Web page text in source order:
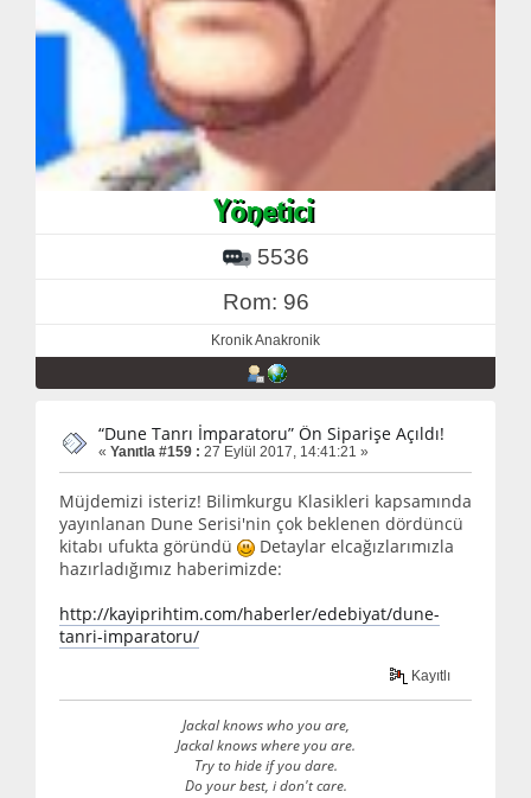
5536
Rom: 96
Kronik Anakronik
“Dune Tanrı İmparatoru” Ön Siparişe Açıldı!
« Yanıtla #159 : 27 Eylül 2017, 14:41:21 »
Müjdemizi isteriz! Bilimkurgu Klasikleri kapsamında
yayınlanan Dune Serisi'nin çok beklenen dördüncü
kitabı ufukta göründü
Detaylar elcağızlarımızla
hazırladığımız haberimizde:
http://kayiprihtim.com/haberler/edebiyat/dune-
tanri-imparatoru/
Kayıtlı
Jackal knows who you are,
Jackal knows where you are.
Try to hide if you dare.
Do your best, i don't care.